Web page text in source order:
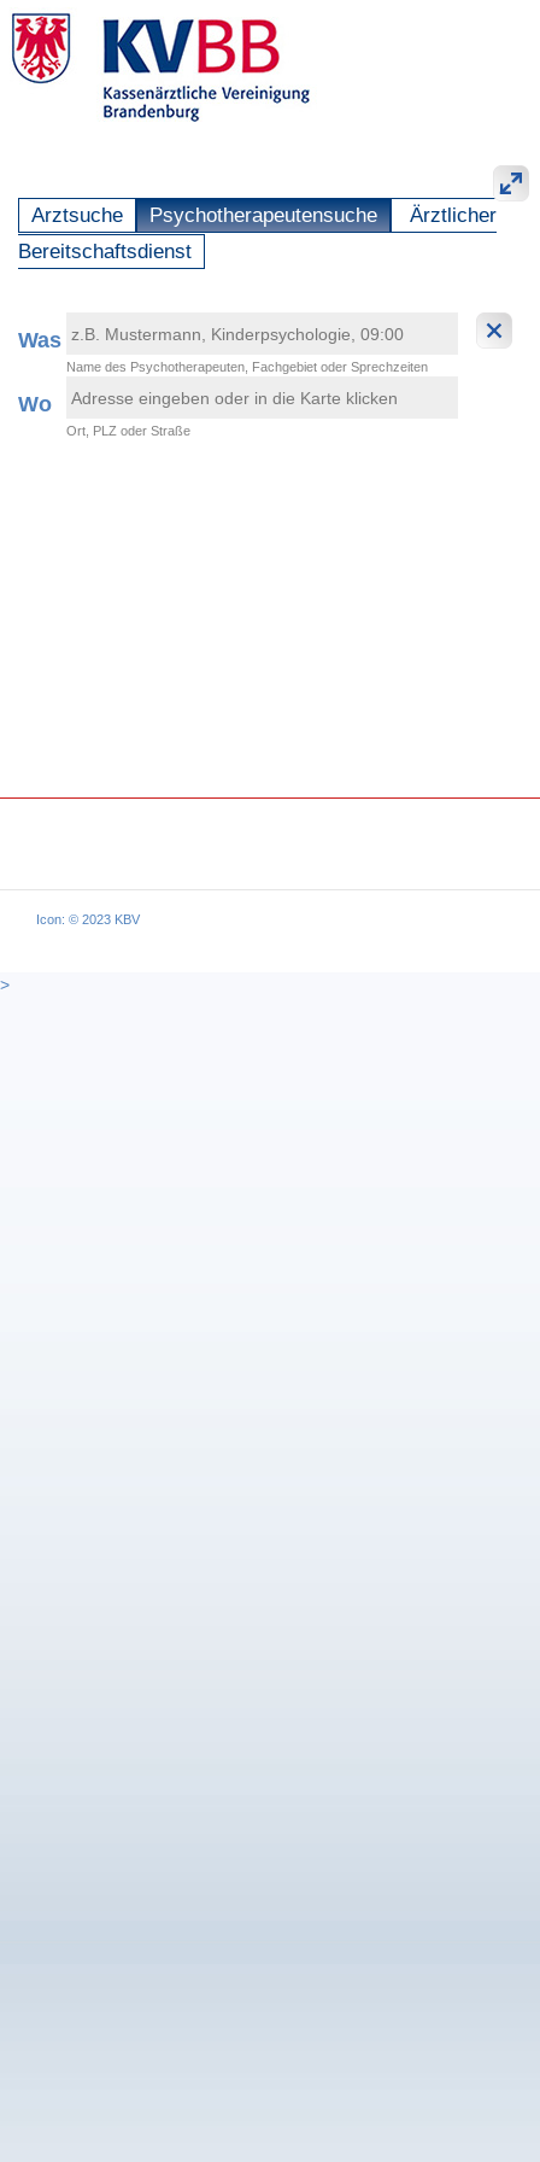
Arztsuche Psychotherapeutensuche
Ärztlicher
Bereitschaftsdienst
Was
Name des Psychotherapeuten, Fachgebiet oder Sprechzeiten
Wo
Ort, PLZ oder Straße
Icon: © 2023 KBV
>